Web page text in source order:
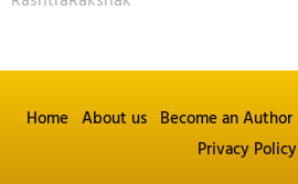
Home About us Become an Author
Privacy Policy